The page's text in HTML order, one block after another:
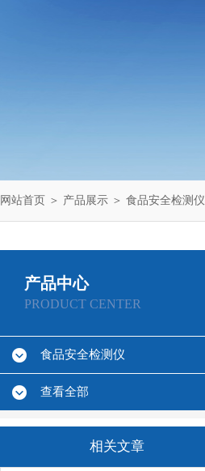
网站首页 ＞ 产品展示 ＞ 食品安全检测仪
产品中心
PRODUCT CENTER
食品安全检测仪
查看全部
相关文章